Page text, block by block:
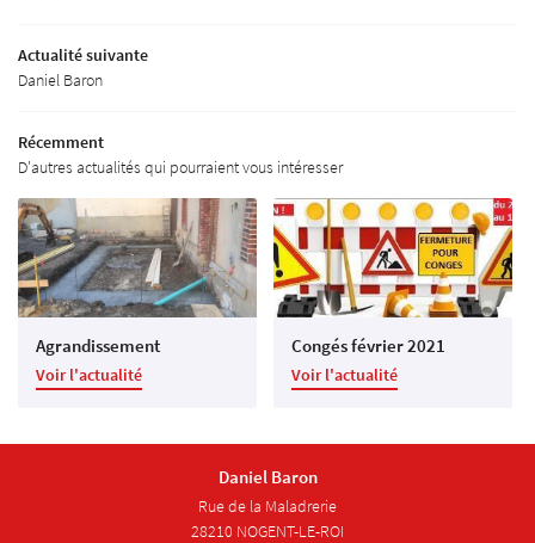
Avis
Actualités
Contact
Rejoignez-
Actualité suivante
Daniel Baron
Récemment
D'autres actualités qui pourraient vous intéresser
Agrandissement
Voir l'actualité
Congés février 2021
Voir l'actualité
Daniel Baron
Rue de la Maladrerie
28210 NOGENT-LE-ROI